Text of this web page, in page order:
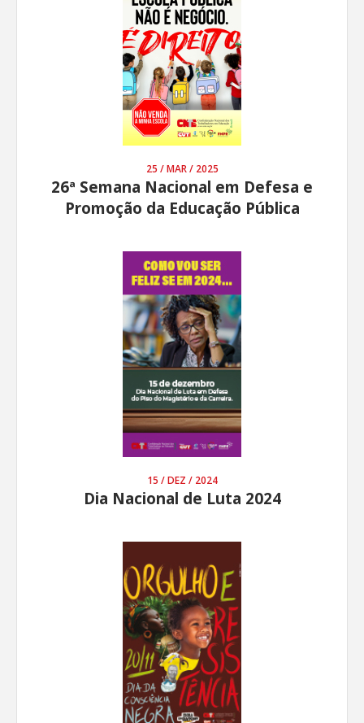
25 / MAR / 2025
26ª Semana Nacional em Defesa e
Promoção da Educação Pública
15 / DEZ / 2024
Dia Nacional de Luta 2024